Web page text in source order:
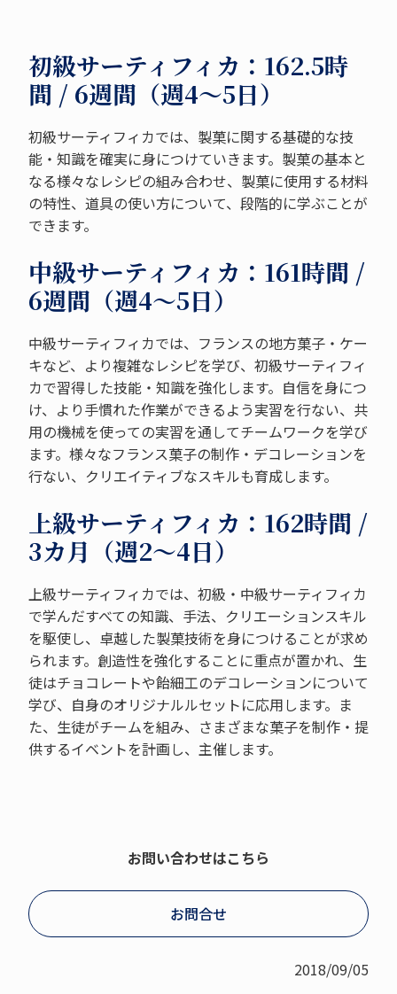
初級サーティフィカ：162.5時
間 / 6週間（週4～5日）
初級サーティフィカでは、製菓に関する基礎的な技
能・知識を確実に身につけていきます。製菓の基本と
なる様々なレシピの組み合わせ、製菓に使用する材料
の特性、道具の使い方について、段階的に学ぶことが
できます。
中級サーティフィカ：161時間 /
6週間（週4～5日）
中級サーティフィカでは、フランスの地方菓子・ケー
キなど、より複雑なレシピを学び、初級サーティフィ
カで習得した技能・知識を強化します。自信を身につ
け、より手慣れた作業ができるよう実習を行ない、共
用の機械を使っての実習を通してチームワークを学び
ます。様々なフランス菓子の制作・デコレーションを
行ない、クリエイティブなスキルも育成します。
上級サーティフィカ：162時間 /
3カ月（週2～4日）
上級サーティフィカでは、初級・中級サーティフィカ
で学んだすべての知識、手法、クリエーションスキル
を駆使し、卓越した製菓技術を身につけることが求め
られます。創造性を強化することに重点が置かれ、生
徒はチョコレートや飴細工のデコレーションについて
学び、自身のオリジナルルセットに応用します。ま
た、生徒がチームを組み、さまざまな菓子を制作・提
供するイベントを計画し、主催します。
お問い合わせはこちら
お問合せ
2018/09/05